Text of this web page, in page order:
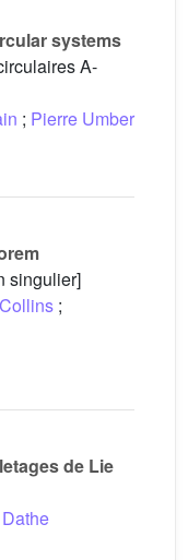
systems
A-
; Pierre Umber
singulier]
;
de Lie